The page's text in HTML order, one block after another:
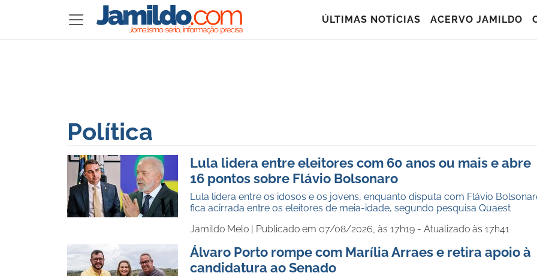
ÚLTIMAS NOTÍCIAS ACERVO JAMILDO
Política
Lula lidera entre eleitores com 60 anos ou mais e abre
16 pontos sobre Flávio Bolsonaro
Lula lidera entre os idosos e os jovens, enquanto disputa com Flávio
fica acirrada entre os eleitores de meia-idade, segundo pesquisa Quaest
Jamildo Melo | Publicado em 07/08/2026, às 17h19 - Atualizado às 17h41
Álvaro Porto rompe com Marília Arraes e retira apoio à
candidatura ao Senado